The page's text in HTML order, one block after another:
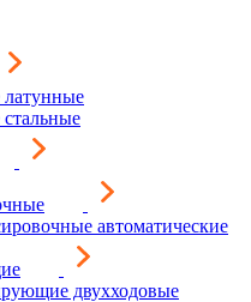
автоматические
двухходовые